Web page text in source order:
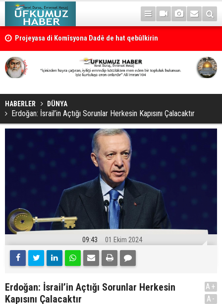
Projeyasa di Komîsyona Dadê de hat qebûlkirin
HABERLER DÜNYA
Erdoğan: İsrail’in Açtığı Sorunlar Herkesin Kapısını Çalacaktır
09:43 01 Ekim 2024
Erdoğan: İsrail’in Açtığı Sorunlar Herkesin
Kapısını Çalacaktır
A+
A-